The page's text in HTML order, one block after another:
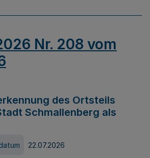
Nr. 208 vom
des Ortsteils
Schmallenberg als
22.07.2026